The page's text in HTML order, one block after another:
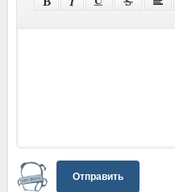
Отправить